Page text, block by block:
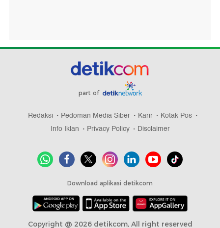
part of
Redaksi Pedoman Media Siber Karir
Kotak Pos
Info Iklan
Privacy Policy Disclaimer
Download aplikasi detikcom
Copyright @ 2026 detikcom, All right reserved